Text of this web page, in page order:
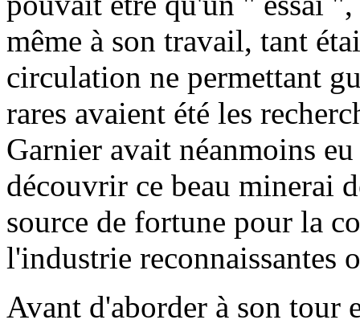
même à son travail, tant
circulation ne permettant
rares avaient été les
Garnier avait néanmoins
découvrir ce beau minerai
source de fortune pour la
l'industrie reconnaissantes
Avant d'aborder à son tour